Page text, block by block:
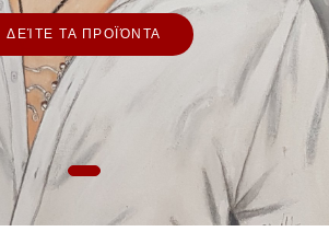
ΔΕΊΤΕ ΤΑ ΠΡΟΪΌΝΤΑ